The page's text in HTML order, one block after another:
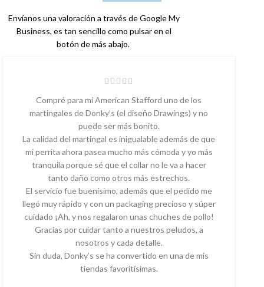
Envíanos una valoración a través de Google My
Business, es tan sencillo como pulsar en el
botón de más abajo.
Compré para mi American Stafford uno de los
martingales de Donky’s (el diseño Drawings) y no
puede ser más bonito.
La calidad del martingal es inigualable además de que
mi perrita ahora pasea mucho más cómoda y yo más
tranquila porque sé que el collar no le va a hacer
tanto daño como otros más estrechos.
El servicio fue buenísimo, además que el pedido me
llegó muy rápido y con un packaging precioso y súper
cuidado ¡Ah, y nos regalaron unas chuches de pollo!
Gracias por cuidar tanto a nuestros peludos, a
nosotros y cada detalle.
Sin duda, Donky’s se ha convertido en una de mis
tiendas favoritísimas.